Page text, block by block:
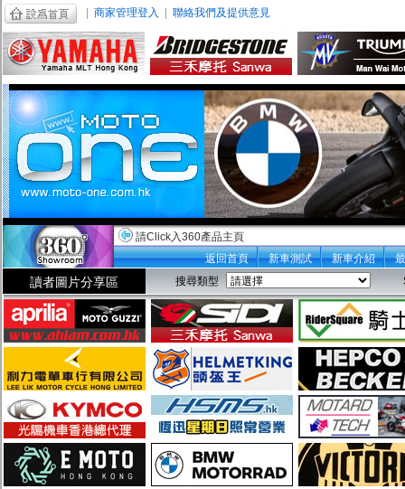
商家管理登入 聯絡我們及提供意見
請Click入360產品主頁
返回首頁
新車測試 新車介紹
讀者圖片分享區 搜尋類型